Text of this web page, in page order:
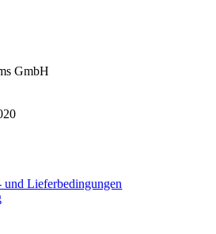
GmbH
Lieferbedingungen